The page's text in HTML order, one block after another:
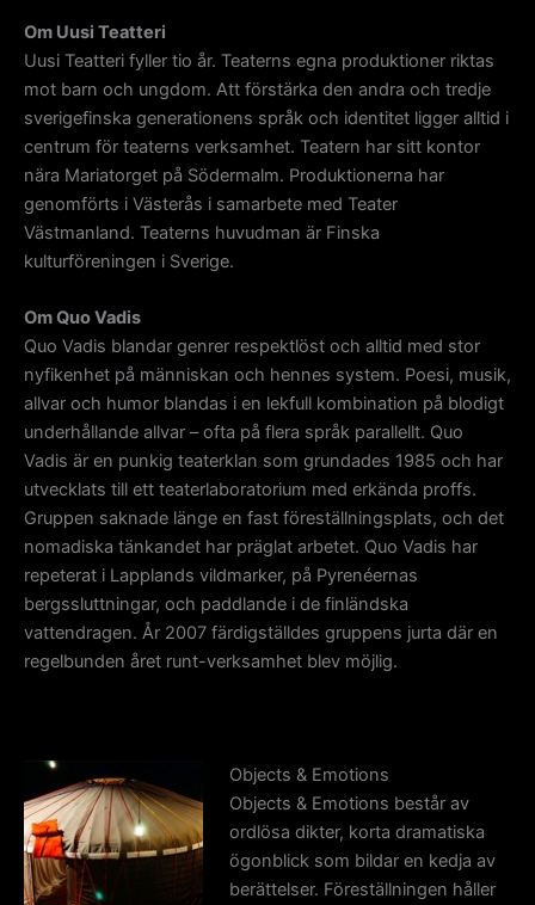
Om Uusi Teatteri
Uusi Teatteri fyller tio år. Teaterns egna produktioner riktas
mot barn och ungdom. Att förstärka den andra och tredje
sverigefinska generationens språk och identitet ligger alltid i
centrum för teaterns verksamhet. Teatern har sitt kontor
nära Mariatorget på Södermalm. Produktionerna har
genomförts i Västerås i samarbete med Teater
Västmanland. Teaterns huvudman är Finska
kulturföreningen i Sverige.
Om Quo Vadis
Quo Vadis blandar genrer respektlöst och alltid med stor
nyfikenhet på människan och hennes system. Poesi, musik,
allvar och humor blandas i en lekfull kombination på blodigt
underhållande allvar – ofta på flera språk parallellt. Quo
Vadis är en punkig teaterklan som grundades 1985 och har
utvecklats till ett teaterlaboratorium med erkända proffs.
Gruppen saknade länge en fast föreställningsplats, och det
nomadiska tänkandet har präglat arbetet. Quo Vadis har
repeterat i Lapplands vildmarker, på Pyrenéernas
bergssluttningar, och paddlande i de finländska
vattendragen. År 2007 färdigställdes gruppens jurta där en
regelbunden året runt-verksamhet blev möjlig.
Objects & Emotions
Objects & Emotions består av
ordlösa dikter, korta dramatiska
ögonblick som bildar en kedja av
berättelser. Föreställningen håller